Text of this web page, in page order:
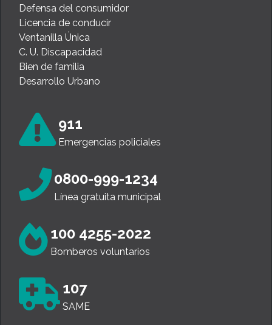
Defensa del consumidor
Licencia de conducir
Ventanilla Única
C. U. Discapacidad
Bien de familia
Desarrollo Urbano
911
Emergencias policiales
0800-999-1234
Línea gratuita municipal
100 4255-2022
Bomberos voluntarios
107
SAME